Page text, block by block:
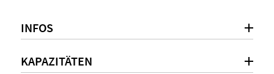
INFOS
KAPAZITÄTEN